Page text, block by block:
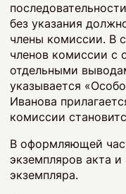
без указания
члены комиссии. В
членов комиссии с
отдельными
указывается
Иванова
комиссии
В оформляющей
экземпляров акта
экземпляра.